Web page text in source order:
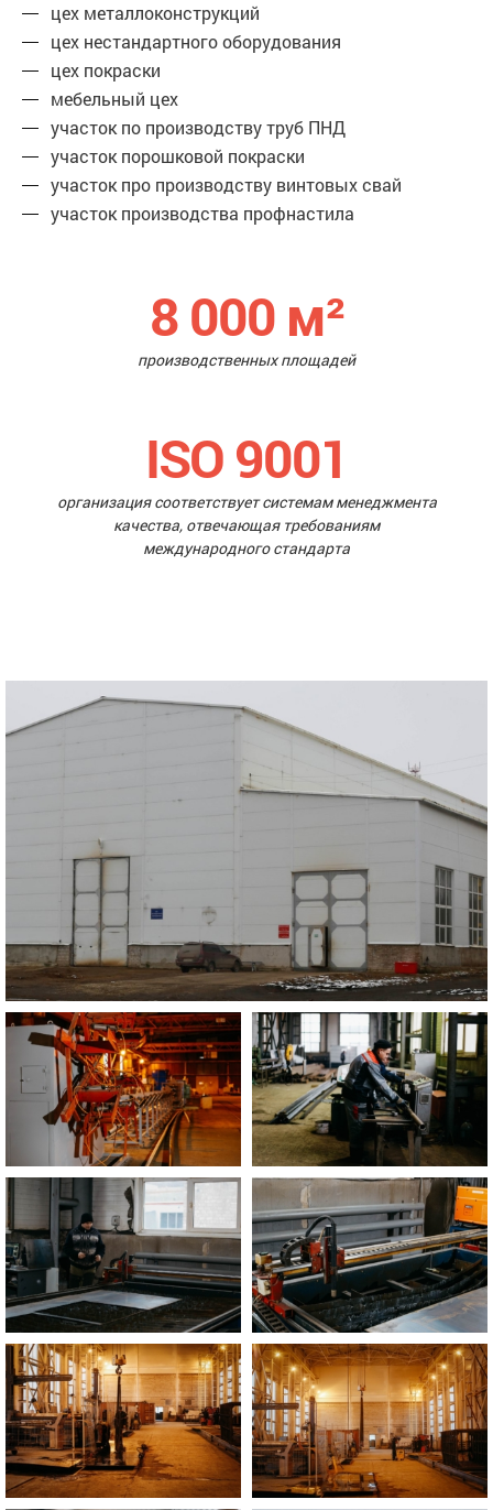
цех металлоконструкций
цех нестандартного оборудования
цех покраски
мебельный цех
участок по производству труб ПНД
участок порошковой покраски
участок про производству винтовых свай
участок производства профнастила
8 000 м²
производственных площадей
ISO 9001
организация соответствует системам менеджмента
качества, отвечающая требованиям
международного стандарта